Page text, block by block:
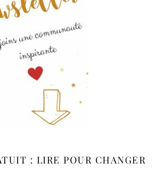
: LIRE POUR CHANGER